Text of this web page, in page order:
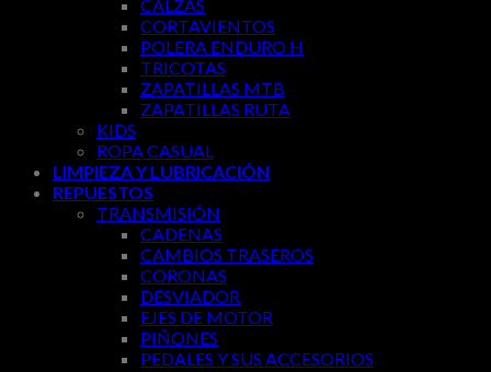
CALZAS
CORTAVIENTOS
POLERA ENDURO H
TRICOTAS
ZAPATILLAS MTB
ZAPATILLAS RUTA
KIDS
ROPA CASUAL
LIMPIEZA Y LUBRICACIÓN
REPUESTOS
TRANSMISIÓN
CADENAS
CAMBIOS TRASEROS
CORONAS
DESVIADOR
EJES DE MOTOR
PIÑONES
PEDALES Y SUS ACCESORIOS